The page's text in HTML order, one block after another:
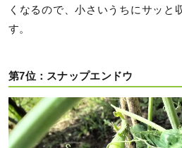
くなるので、小さいうちにサッと
す。
第7位：スナップエンドウ